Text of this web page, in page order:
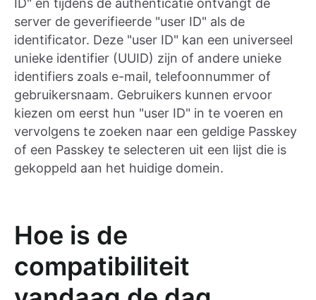
ID" en tijdens de authenticatie ontvangt de
server de geverifieerde "user ID" als de
identificator. Deze "user ID" kan een universeel
unieke identifier (UUID) zijn of andere unieke
identifiers zoals e-mail, telefoonnummer of
gebruikersnaam. Gebruikers kunnen ervoor
kiezen om eerst hun "user ID" in te voeren en
vervolgens te zoeken naar een geldige Passkey
of een Passkey te selecteren uit een lijst die is
gekoppeld aan het huidige domein.
Hoe is de
compatibiliteit